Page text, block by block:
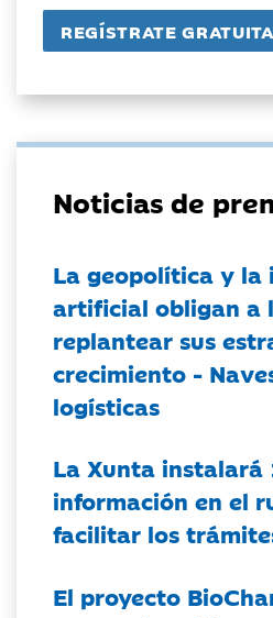
Noticias de
La geopolítica y la
artificial obligan a
replantear sus
crecimiento -
logísticas
La Xunta instalará
información en el
facilitar los
El proyecto